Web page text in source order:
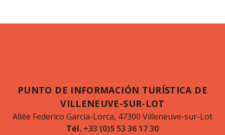
PUNTO DE INFORMACIÓN TURÍSTICA DE
VILLENEUVE-SUR-LOT
Allée Federico Garcia-Lorca, 47300 Villeneuve-sur-Lot
Tél. +33 (0)5 53 36 17 30